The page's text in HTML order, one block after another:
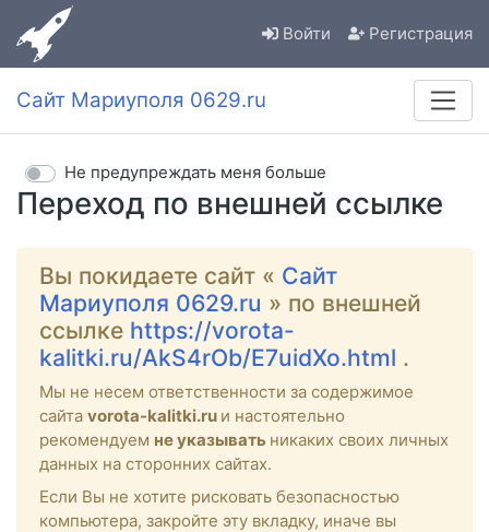
Войти Регистрация
Сайт Мариуполя 0629.ru
Переход по внешней ссылке
Не предупреждать меня больше
Вы покидаете сайт « Сайт
Мариуполя 0629.ru » по внешней
ссылке https://vorota-
kalitki.ru/AkS4rOb/E7uidXo.html .
Мы не несем ответственности за содержимое
сайта vorota-kalitki.ru и настоятельно
рекомендуем не указывать никаких своих личных
данных на сторонних сайтах.
Если Вы не хотите рисковать безопасностью
компьютера, закройте эту вкладку, иначе вы